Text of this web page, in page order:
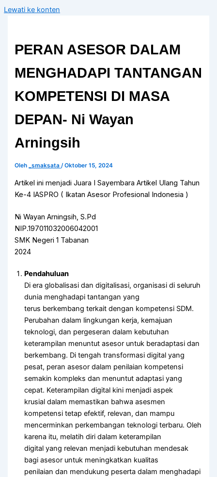
Lewati ke konten
PERAN ASESOR DALAM
MENGHADAPI TANTANGAN
KOMPETENSI DI MASA
DEPAN- Ni Wayan
Arningsih
Oleh _smaksata/Oktober 15, 2024
Artikel ini menjadi Juara I Sayembara Artikel Ulang Tahun
Ke-4 IASPRO ( Ikatan Asesor Profesional Indonesia )
Ni Wayan Arningsih, S.Pd
NIP.197011032006042001
SMK Negeri 1 Tabanan
2024
Pendahuluan
Di era globalisasi dan digitalisasi, organisasi di seluruh
dunia menghadapi tantangan yang
terus berkembang terkait dengan kompetensi SDM.
Perubahan dalam lingkungan kerja, kemajuan
teknologi, dan pergeseran dalam kebutuhan
keterampilan menuntut asesor untuk beradaptasi dan
berkembang. Di tengah transformasi digital yang
pesat, peran asesor dalam penilaian kompetensi
semakin kompleks dan menuntut adaptasi yang
cepat. Keterampilan digital kini menjadi aspek
krusial dalam memastikan bahwa asesmen
kompetensi tetap efektif, relevan, dan mampu
mencerminkan perkembangan teknologi terbaru. Oleh
karena itu, melatih diri dalam keterampilan
digital yang relevan menjadi kebutuhan mendesak
bagi asesor untuk meningkatkan kualitas
penilaian dan mendukung peserta dalam menghadapi